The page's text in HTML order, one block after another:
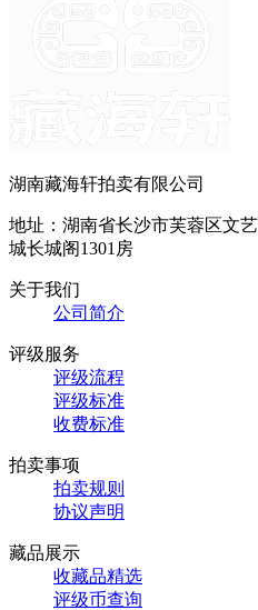
湖南藏海轩拍卖有限公司
地址：湖南省长沙市芙蓉区文
城长城阁1301房
关于我们
公司简介
评级服务
评级流程
评级标准
收费标准
拍卖事项
拍卖规则
协议声明
藏品展示
收藏品精选
评级币查询